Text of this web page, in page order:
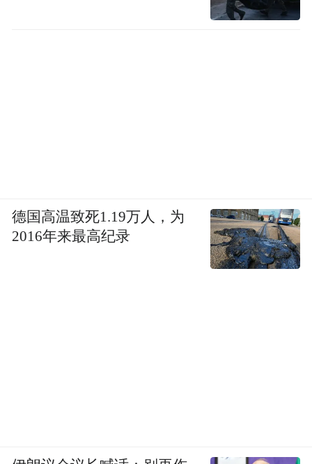
德国高温致死1.19万人，为
2016年来最高纪录